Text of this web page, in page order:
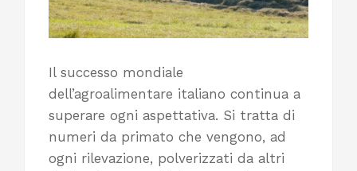
Il successo mondiale
dell’agroalimentare italiano continua a
superare ogni aspettativa. Si tratta di
numeri da primato che vengono, ad
ogni rilevazione, polverizzati da altri